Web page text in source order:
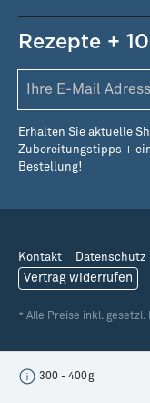
300 - 400g
Rezepte +
Erhalten Sie aktuelle
Zubereitungstipps +
Bestellung!
Kontakt Datenschutz
Vertrag widerrufen
* Alle Preise inkl.